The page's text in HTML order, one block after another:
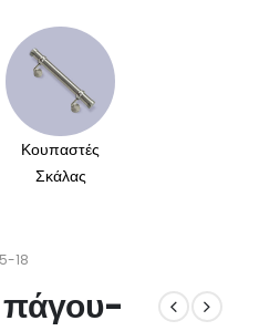
Κουπαστές
Σκάλας
18
πάγου-